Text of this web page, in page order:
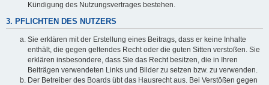
Kündigung des Nutzungsvertrages bestehen.
3. PFLICHTEN DES NUTZERS
Sie erklären mit der Erstellung eines Beitrags, dass er keine Inhalte
enthält, die gegen geltendes Recht oder die guten Sitten verstoßen. Sie
erklären insbesondere, dass Sie das Recht besitzen, die in Ihren
Beiträgen verwendeten Links und Bilder zu setzen bzw. zu verwenden.
Der Betreiber des Boards übt das Hausrecht aus. Bei Verstößen gegen